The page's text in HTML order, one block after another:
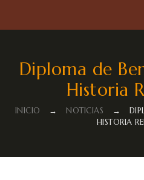
Diploma de
Historia
INICIO → NOTICIAS →
HISTORIA